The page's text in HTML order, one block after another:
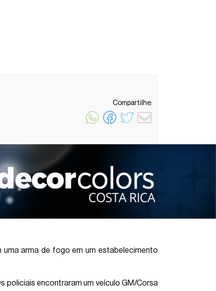
Compartilhe:
uma arma de fogo em um estabelecimento
policiais encontraram um veículo GM/Corsa